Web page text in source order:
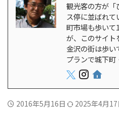
観光客の方が「
ス停に並ばれて
町市場も歩い
が、このサイト
金沢の街は歩い
プランで城下町
2016年5月16日 2025年4月17